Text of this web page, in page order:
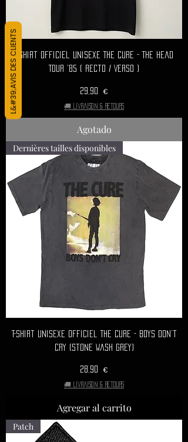
T-Shirt Officiel Unisexe THE CURE - The Head
Tour '85 ( Recto / Verso )
Precio
29,90 €
🚚 Livraison & retours
Agotado
Dernières tailles disponibles
T-Shirt Unisexe Officiel THE CURE - Boys Don’t
Cry (Stone Wash Grey)
Precio
28,90 €
🚚 Livraison & retours
Agregar al carrito
Patch
L&#39;AVIS DES CLIENTS